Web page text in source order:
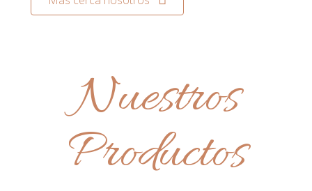
Nuestros
Productos